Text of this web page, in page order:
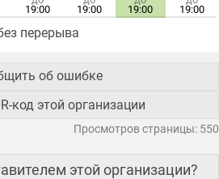
19:00
19:00
19:00
19:00
перерыва
об ошибке
код этой организации
Просмотров страницы: 550
этой организации?